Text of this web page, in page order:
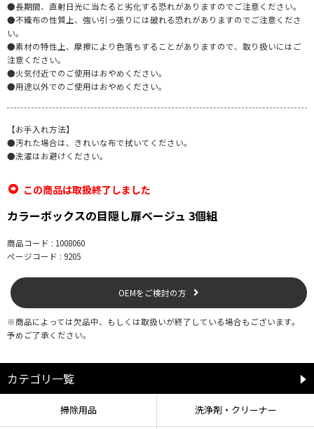
●長期間、直射日光に当たると劣化する恐れがありますのでご注意ください。
●不織布の性質上、強い引っ張りには破れる恐れがありますのでご注意くださ
い。
●素材の特性上、摩擦により色落ちすることがありますので、取り扱いにはご
注意ください。
●火気付近でのご使用はおやめください。
●用途以外でのご使用はおやめください。
【お手入れ方法】
●汚れた場合は、きれいな布で拭いてください。
●洗濯はお避けください。
この商品は取扱終了しました
カラーボックスの目隠し扉ベージュ 3個組
商品コード : 1008060
ページコード : 9205
OEMをご検討の方
※商品によっては欠品中、もしくは取扱いが終了している場合もございます。
予めご了承ください。
カテゴリ一覧
掃除用品 洗浄剤・クリーナー